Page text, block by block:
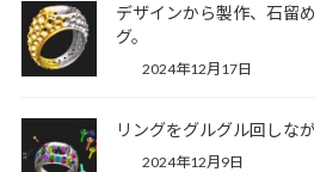
デザインから製作、石留
グ。
2024年12月17日
リングをグルグル回しな
2024年12月9日